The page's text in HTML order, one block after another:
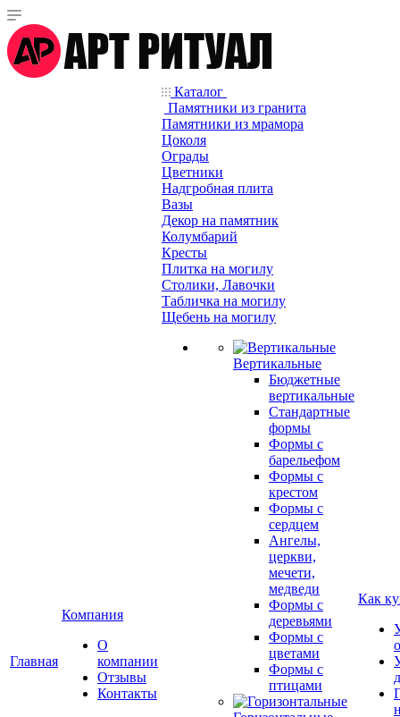
Главная
Компания
О
компании
Отзывы
Контакты
Каталог
Памятники из гранита
Памятники из мрамора
Цоколя
Ограды
Цветники
Надгробная плита
Вазы
Декор на памятник
Колумбарий
Кресты
Плитка на могилу
Столики, Лавочки
Табличка на могилу
Щебень на могилу
Вертикальные
Бюджетные
вертикальные
Стандартные
формы
Формы с
барельефом
Формы с
крестом
Формы с
сердцем
Ангелы,
церкви,
мечети,
медведи
Формы с
деревьями
Формы с
цветами
Формы с
птицами
Как